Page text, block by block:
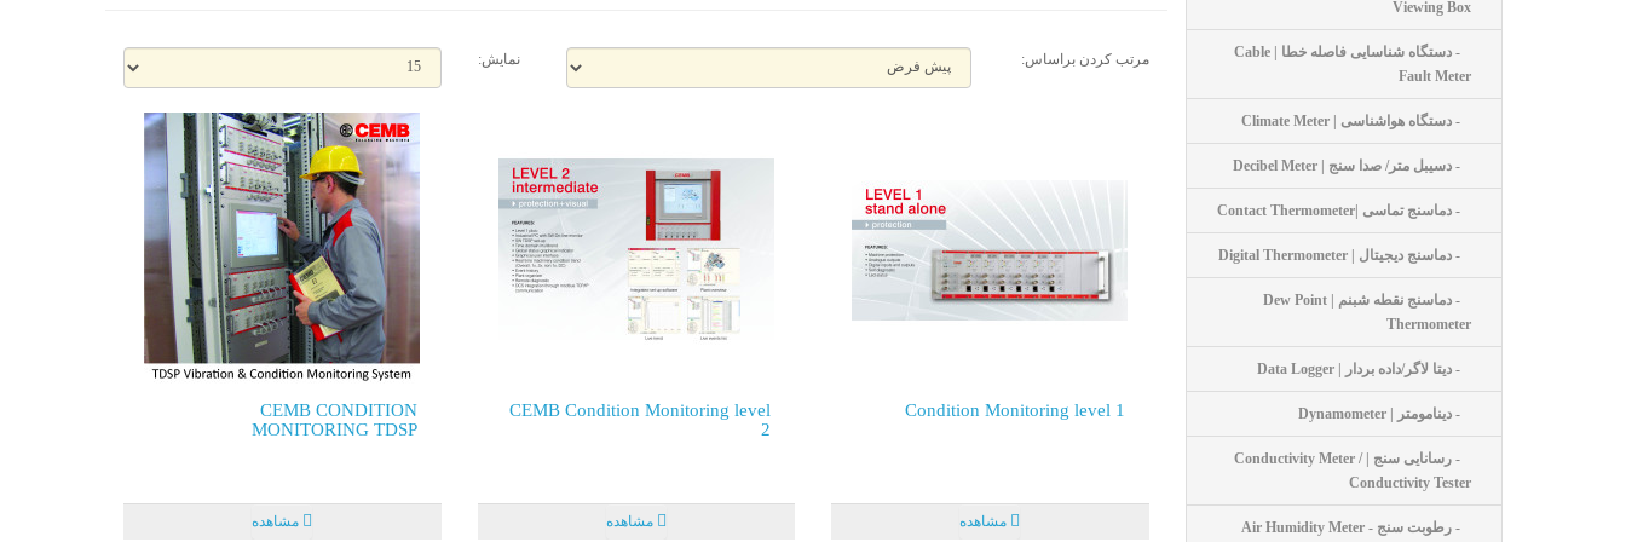
Viewing Box
- دستگاه شناسایی فاصله خطا | Cable
Fault Meter
- دستگاه هواشناسی | Climate Meter
- دسیبل متر/ صدا سنج | Decibel Meter
- دماسنج تماسی |Contact Thermometer
- دماسنج دیجیتال | Digital Thermometer
- دماسنج نقطه شبنم | Dew Point
Thermometer
- دیتا لاگر/داده بردار | Data Logger
- دینامومتر | Dynamometer
- رسانایی سنج | Conductivity Meter /
Conductivity Tester
- رطوبت سنج - Air Humidity Meter
مرتب کردن براساس: نمایش:
Condition Monitoring level 1
مشاهده
CEMB Condition Monitoring level
2
مشاهده
CEMB CONDITION
MONITORING TDSP
مشاهده